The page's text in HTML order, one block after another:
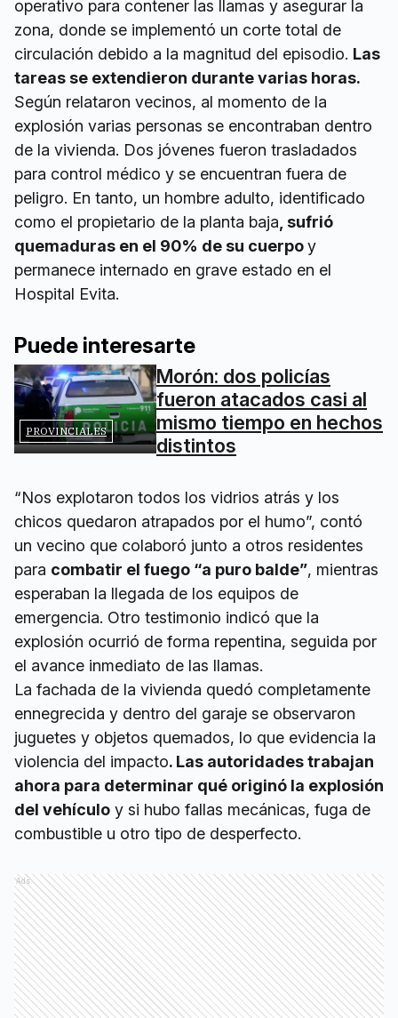
operativo para contener las llamas y asegurar la
zona, donde se implementó un corte total de
circulación debido a la magnitud del episodio. Las
tareas se extendieron durante varias horas.
Según relataron vecinos, al momento de la
explosión varias personas se encontraban dentro
de la vivienda. Dos jóvenes fueron trasladados
para control médico y se encuentran fuera de
peligro. En tanto, un hombre adulto, identificado
como el propietario de la planta baja , sufrió
quemaduras en el 90% de su cuerpoy
permanece internado en grave estado en el
Hospital Evita.
Puede interesarte
PROVINCIALES
Morón: dos policías
fueron atacados casi al
mismo tiempo en hechos
distintos
“Nos explotaron todos los vidrios atrás y los
chicos quedaron atrapados por el humo”, contó
un vecino que colaboró junto a otros residentes
para combatir el fuego “a puro balde”, mientras
esperaban la llegada de los equipos de
emergencia. Otro testimonio indicó que la
explosión ocurrió de forma repentina, seguida por
el avance inmediato de las llamas.
La fachada de la vivienda quedó completamente
ennegrecida y dentro del garaje se observaron
juguetes y objetos quemados, lo que evidencia la
violencia del impacto. Las autoridades trabajan
ahora para determinar qué originó la explosión
del vehículo y si hubo fallas mecánicas, fuga de
combustible u otro tipo de desperfecto.
Ads